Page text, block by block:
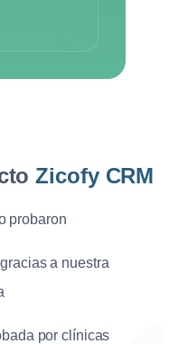
Zicofy CRM
probaron
a nuestra
por clínicas